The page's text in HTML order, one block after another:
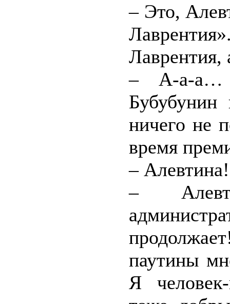
– Это,
Лаврентия,
– А-а-а…
ничего не
время
– Алевтина!
–
паутины
Я